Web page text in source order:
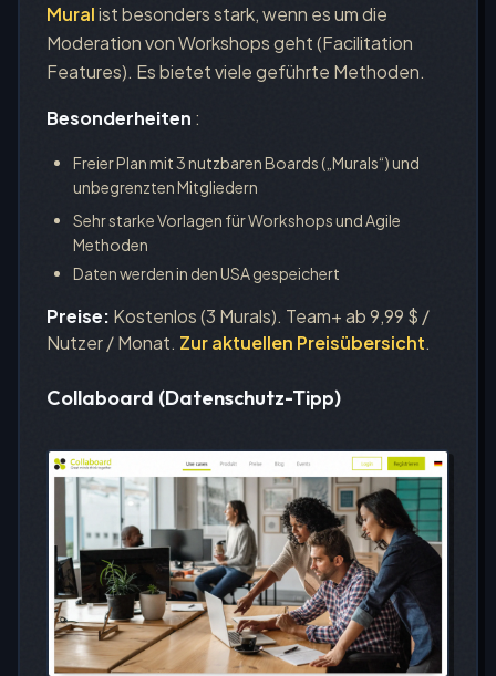
Muralist besonders stark, wenn es um die
Moderation von Workshops geht (Facilitation
Features). Es bietet viele geführte Methoden.
Besonderheiten :
Freier Plan mit 3 nutzbaren Boards („Murals“) und
unbegrenzten Mitgliedern
Sehr starke Vorlagen für Workshops und Agile
Methoden
Daten werden in den USA gespeichert
Preise: Kostenlos (3 Murals). Team+ ab 9,99 $ /
Nutzer / Monat. Zur aktuellen Preisübersicht.
Collaboard (Datenschutz-Tipp)